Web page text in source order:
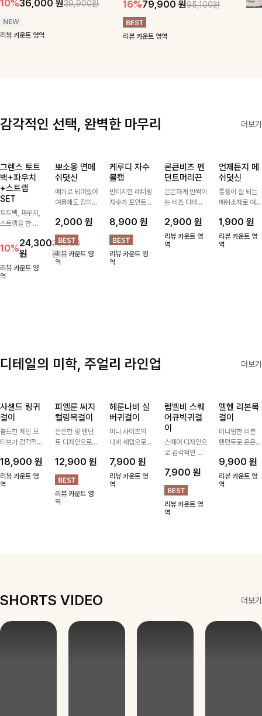
10%36,000 원39,900원
리뷰 카운트 영역
16%79,900 원95,100원
리뷰 카운트 영역
감각적인 선택, 완벽한 마무리 더보기
그렌스 토트
백+파우치
+스트랩
SET
토트백, 파우치,
스트랩을 한 번
ITEM활용도 높
게 어디에든 다
양하게 즐겨주세
요 ;)
10%24,300
원
26,900
원
리뷰 카운트 영
역
뽀소옹 면메
쉬덧신
메쉬로 되어있어
여름에도 땀이
음도 당당해지세
요:-)
2,000 원
리뷰 카운트 영
역
케루디 자수
볼캡
빈티지한 레터링
자수가 포인트가
에 자연스럽게
어우러지는 볼
캡!베이직한 컬
러와 깔끔한 쉐
입으로 캐주얼부
8,900원
리뷰 카운트 영
역
론큰비즈 펜
던트머리끈
은은하게 반짝이
는 비즈 디테일
트로 스타일에
센스를 더해주는
아이템, 탄탄한
2,900 원
리뷰 카운트 영
역
언제든지 메
쉬덧신
통풍이 잘 되는
메쉬소재로 여름
데일리로 신기
좋은 덧신이에요
^^
1,900원
리뷰 카운트 영
역
디테일의 미학, 주얼리 라인업 더보기
사셀드 링귀
걸이
볼드한 체인 모
티브가 감각적인
는 귀걸이- 심플
하면서도 존재감
있는 디자인으로
18,900 원
리뷰 카운트 영
역
피엘룬 써지
컬링목걸이
은은한 링 펜던
트 디자인으로
써지컬스틸 소재
로 변색 걱정 없
이 데일리로 착
용하기 좋아요-
12,900 원
리뷰 카운트 영
역
헤룬나비 실
버귀걸이
미니 사이즈의
나비 쉐입으로
내어줄 이어링,
과하지 않은 포
인트가 되어줘
7,900원
리뷰 카운트 영
역
럼벨비 스퀘
어큐빅귀걸
이
스퀘어 디자인으
로 감각적인 무
안에 큐빅을 담
아 더욱 고급스
럽게 연출되는
귀걸이에요~!
7,900 원
리뷰 카운트 영
역
멜헨 리본목
걸이
미니멀한 리본
펜던트로 은은한
는 목걸이예요.
골드, 실버 컬러
로 구성돼 어떤
9,900원
리뷰 카운트 영
역
SHORTS VIDEO 더보기